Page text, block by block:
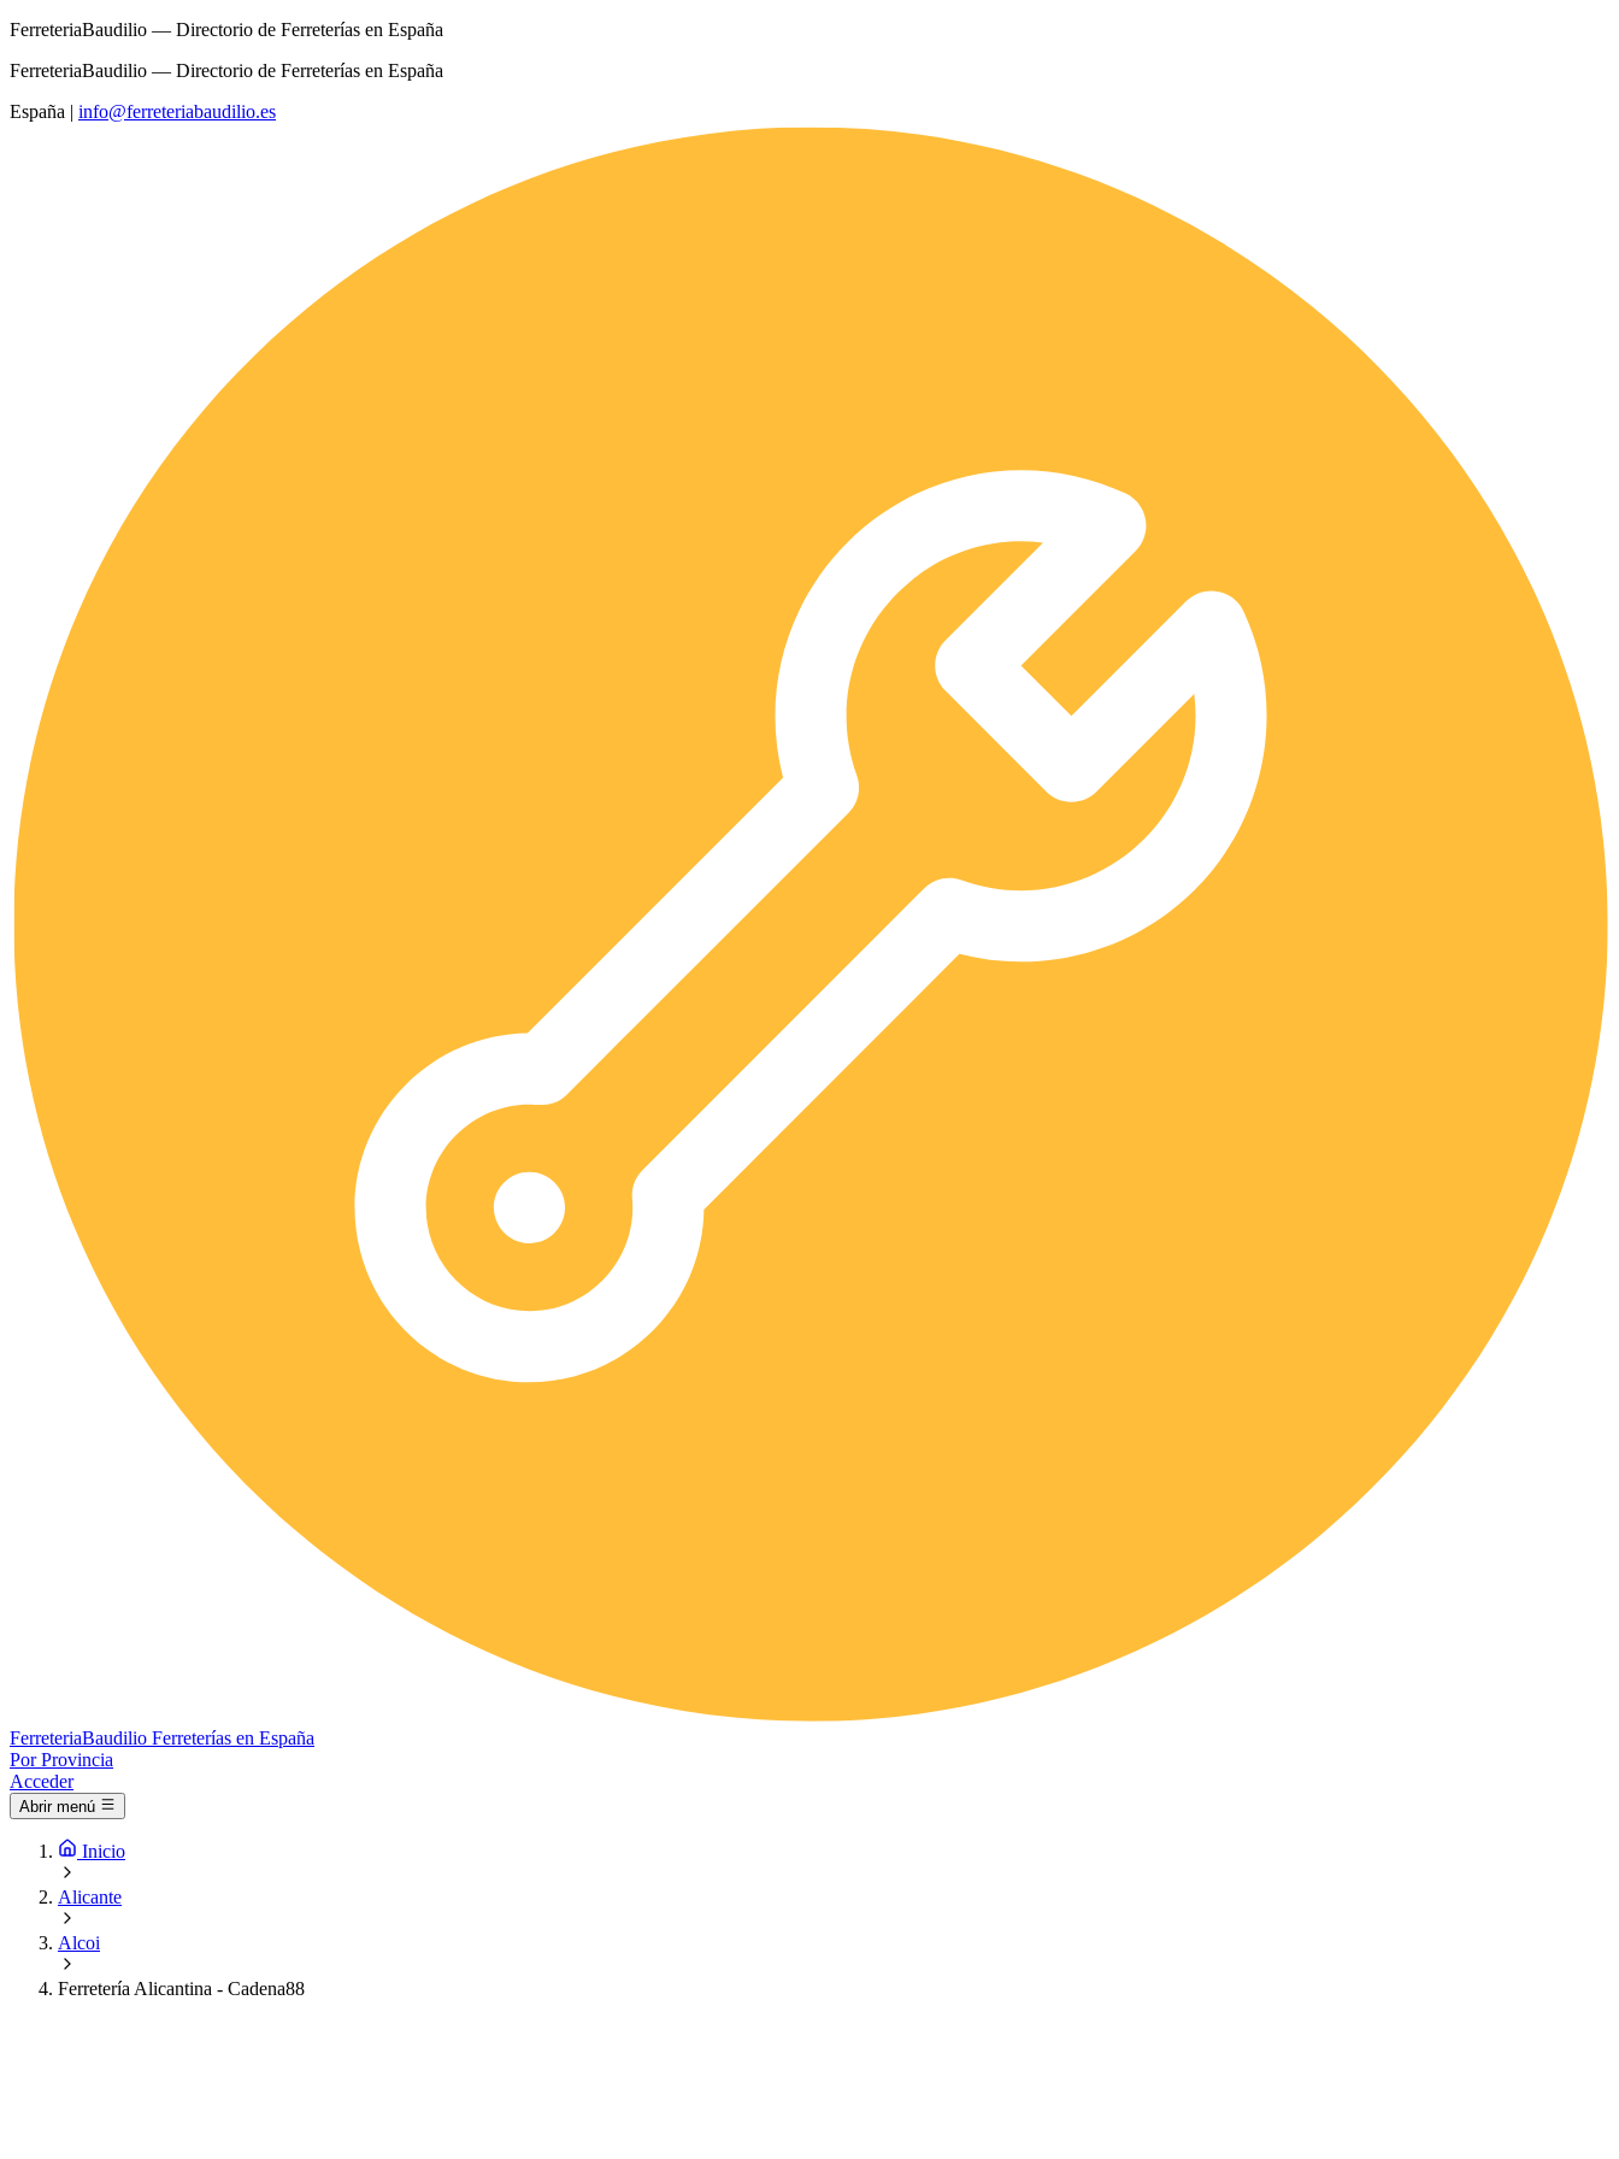
FerreteriaBaudilio — Directorio de Ferreterías en España
FerreteriaBaudilio — Directorio de Ferreterías en España
España | info@ferreteriabaudilio.es
FerreteriaBaudilio Ferreterías en España
Por Provincia
Acceder
Abrir menú
Inicio
Alicante
Alcoi
Ferretería Alicantina - Cadena88